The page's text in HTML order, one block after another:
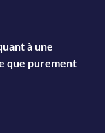
à une
que purement